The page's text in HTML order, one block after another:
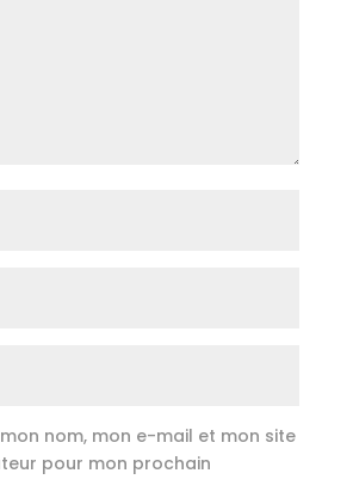
nom, mon e-mail et mon site
pour mon prochain